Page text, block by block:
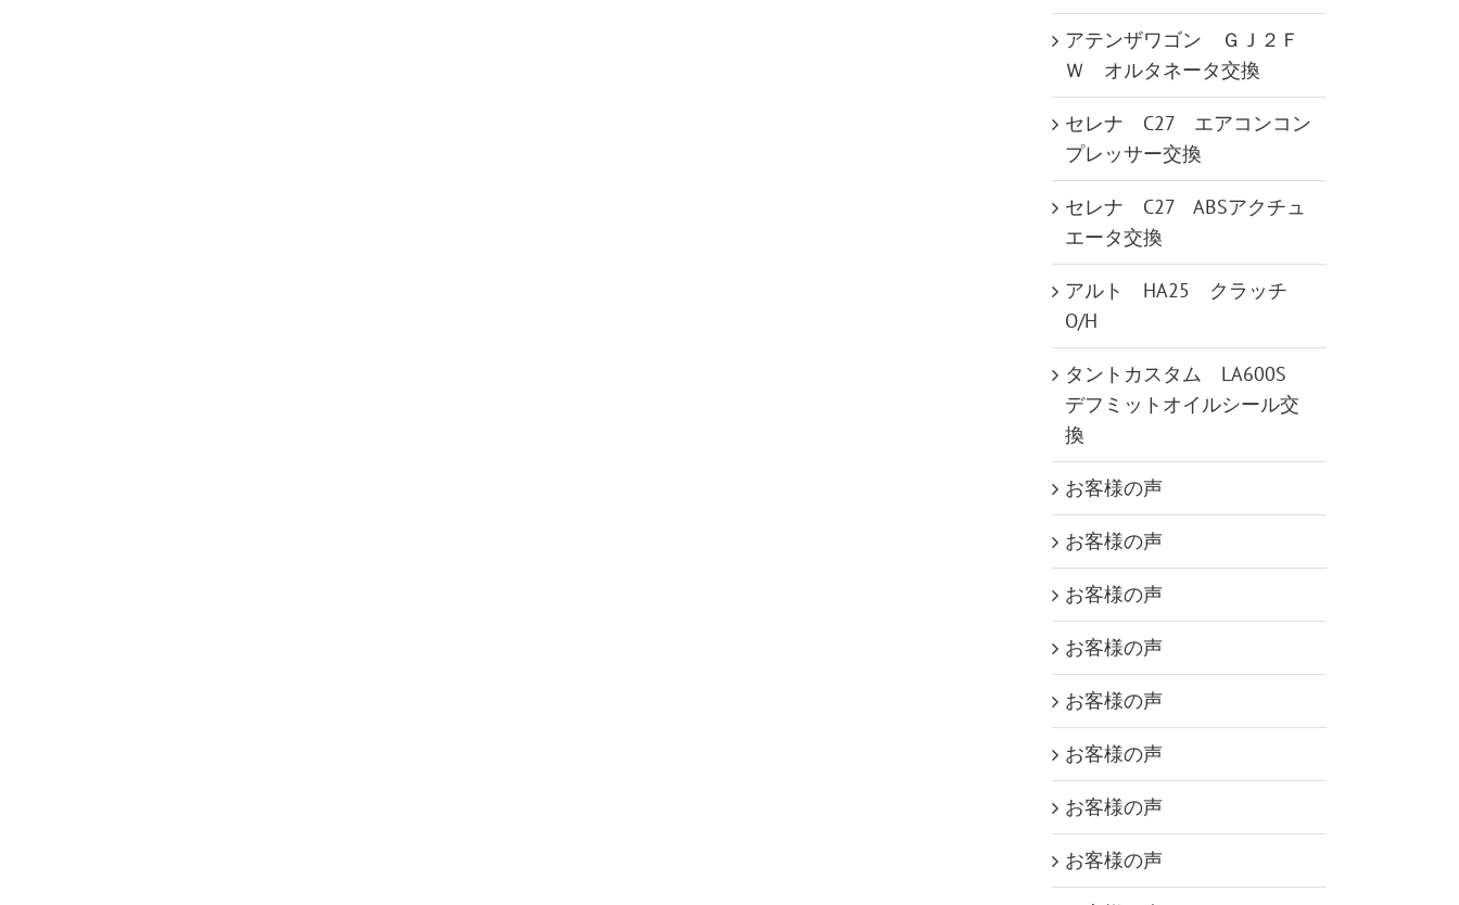
アテンザワゴン ＧＪ２Ｆ
Ｗ オルタネータ交換
セレナ C27 エアコンコン
プレッサー交換
セレナ C27 ABSアクチュ
エータ交換
アルト HA25 クラッチ
O/H
タントカスタム LA600S
デフミットオイルシール交
換
お客様の声
お客様の声
お客様の声
お客様の声
お客様の声
お客様の声
お客様の声
お客様の声